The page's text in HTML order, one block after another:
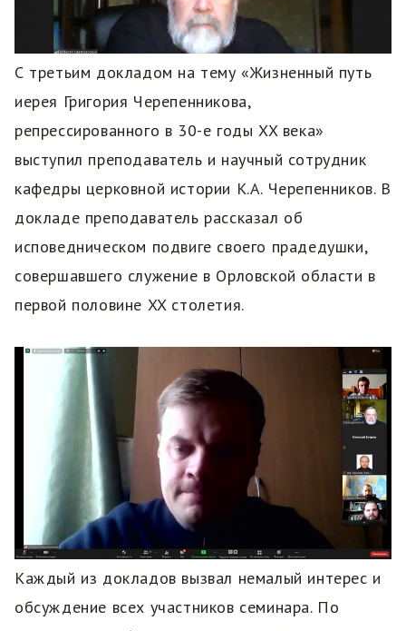
С третьим докладом на тему «Жизненный путь
иерея Григория Черепенникова,
репрессированного в 30-е годы XX века»
выступил преподаватель и научный сотрудник
кафедры церковной истории К.А. Черепенников. В
докладе преподаватель рассказал об
исповедническом подвиге своего прадедушки,
совершавшего служение в Орловской области в
первой половине XX столетия.
Каждый из докладов вызвал немалый интерес и
обсуждение всех участников семинара. По